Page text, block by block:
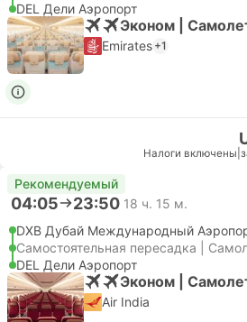
DEL Дели Аэропорт
Эконом |
Emirates +1
Налоги включены
Рекомендуемый
04:05 23:50 18 ч. 15 м.
DXB Дубай Международный
Самостоятельная пересадка |
DEL Дели Аэропорт
Эконом |
Air India